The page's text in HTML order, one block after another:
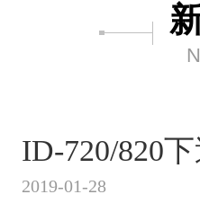
ID-720/820
2019-01-28